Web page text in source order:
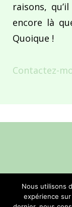
raisons,
encore là
Quoique !
Contactez-
Nous utilisons
expérience